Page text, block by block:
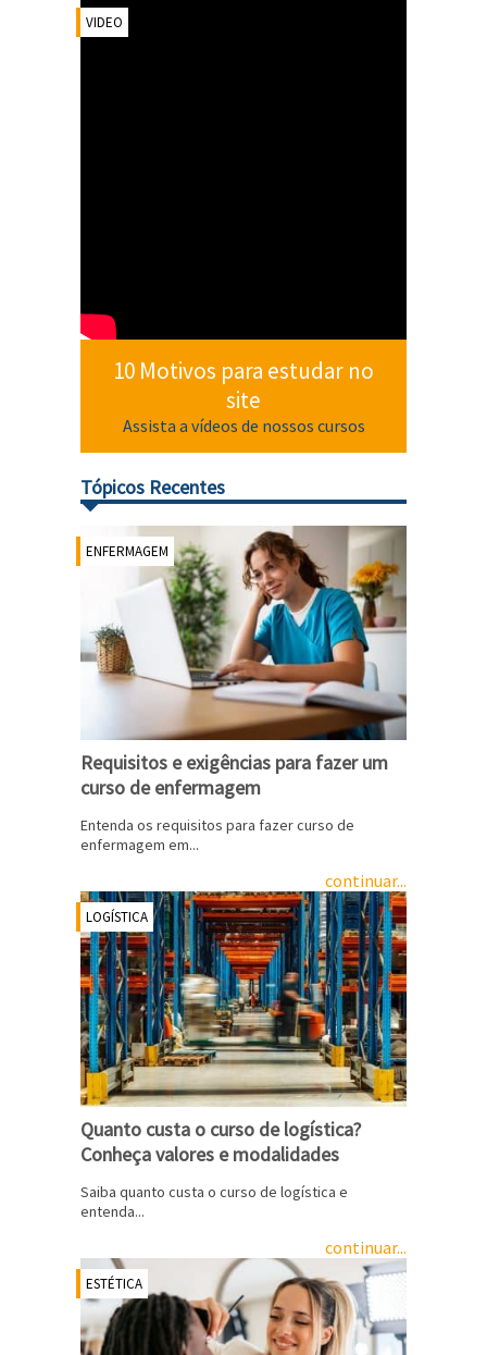
VIDEO
10 Motivos para estudar no
site
Assista a vídeos de nossos cursos
Tópicos Recentes
ENFERMAGEM
Requisitos e exigências para fazer um
curso de enfermagem
Entenda os requisitos para fazer curso de
enfermagem em...
continuar...
LOGÍSTICA
Quanto custa o curso de logística?
Conheça valores e modalidades
Saiba quanto custa o curso de logística e
entenda...
continuar...
ESTÉTICA